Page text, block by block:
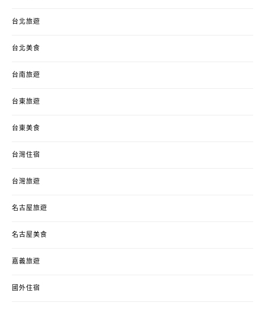
台北旅遊
台北美食
台南旅遊
台東旅遊
台東美食
台灣住宿
台灣旅遊
名古屋旅遊
名古屋美食
嘉義旅遊
國外住宿